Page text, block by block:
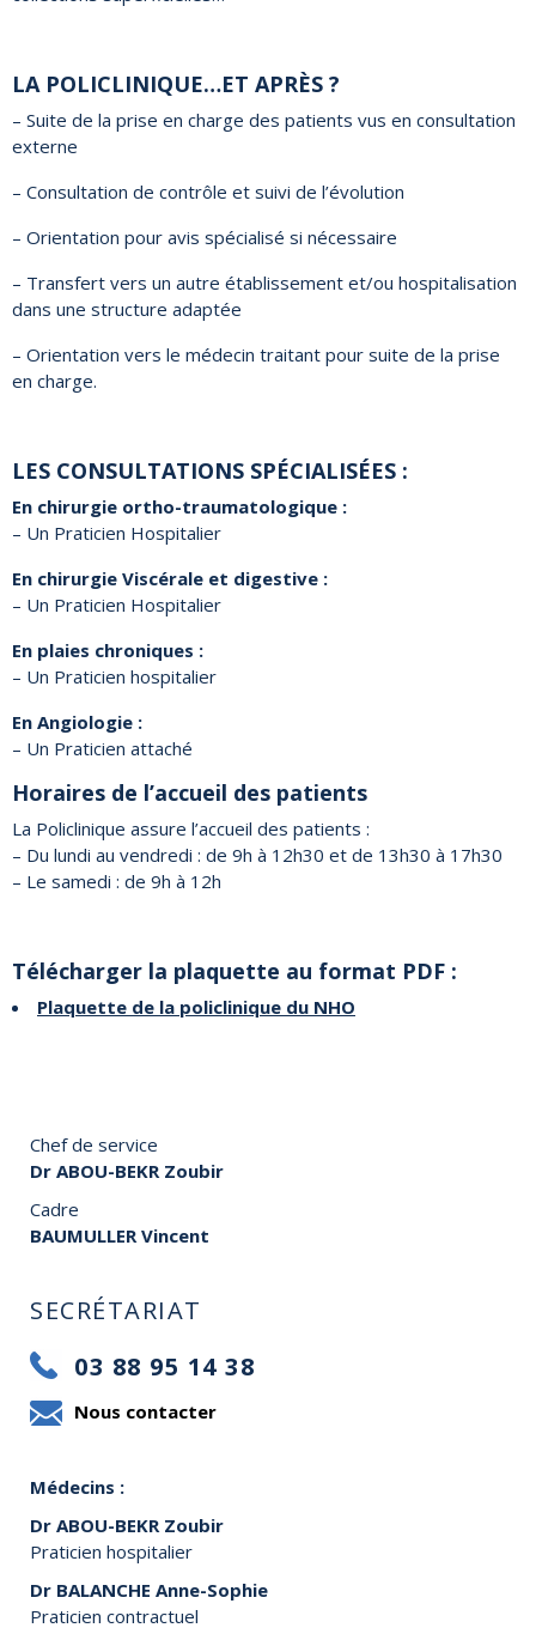
LA POLICLINIQUE…ET APRÈS ?
– Suite de la prise en charge des patients vus en consultation
externe
– Consultation de contrôle et suivi de l’évolution
– Orientation pour avis spécialisé si nécessaire
– Transfert vers un autre établissement et/ou hospitalisation
dans une structure adaptée
– Orientation vers le médecin traitant pour suite de la prise
en charge.
LES CONSULTATIONS SPÉCIALISÉES :
En chirurgie ortho-traumatologique :
– Un Praticien Hospitalier
En chirurgie Viscérale et digestive :
– Un Praticien Hospitalier
En plaies chroniques :
– Un Praticien hospitalier
En Angiologie :
– Un Praticien attaché
Horaires de l’accueil des patients
La Policlinique assure l’accueil des patients :
– Du lundi au vendredi : de 9h à 12h30 et de 13h30 à 17h30
– Le samedi : de 9h à 12h
Télécharger la plaquette au format PDF :
Plaquette de la policlinique du NHO
Chef de service
Dr ABOU-BEKR Zoubir
Cadre
BAUMULLER Vincent
SECRÉTARIAT
03 88 95 14 38
Médecins :
Dr ABOU-BEKR Zoubir
Praticien hospitalier
Dr BALANCHE Anne-Sophie
Praticien contractuel